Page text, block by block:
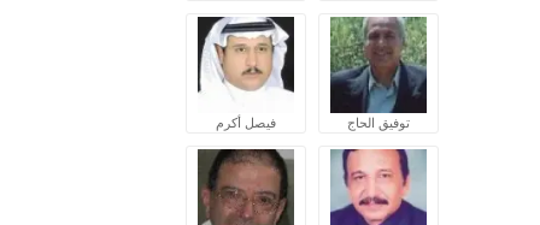
توفيق الحاج فيصل أكرم